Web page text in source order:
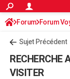
ACTUALITÉS
Politique
Société
Faits Divers
Education
Monde
Villes
+
Programme TV
TNTStreaming
Cinéma
Sorties cinéma
Musique
+FINANCE
Forum Forum
Sujet Précédent
RECHERCHE
VISITER